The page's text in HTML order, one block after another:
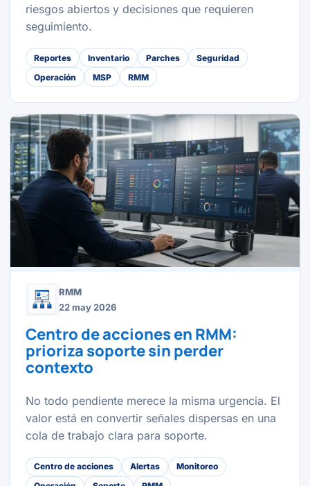
riesgos abiertos y decisiones que requieren
seguimiento.
Reportes Inventario Parches
Seguridad
Operación
MSP RMM
RMM
22 may 2026
Centro de acciones en RMM:
prioriza soporte sin perder
contexto
No todo pendiente merece la misma urgencia. El
valor está en convertir señales dispersas en una
cola de trabajo clara para soporte.
Centro de acciones Alertas
Monitoreo